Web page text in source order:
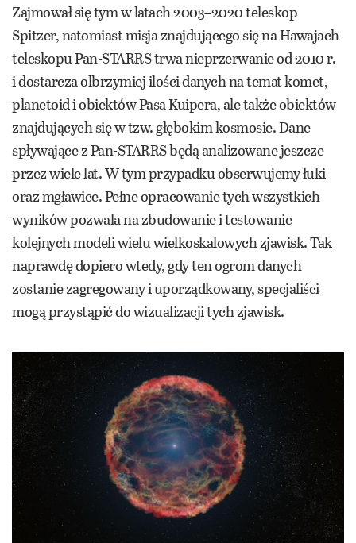
Zajmował się tym w latach 2003–2020 teleskop
Spitzer, natomiast misja znajdującego się na Hawajach
teleskopu Pan-STARRS trwa nieprzerwanie od 2010 r.
i dostarcza olbrzymiej ilości danych na temat komet,
planetoid i obiektów Pasa Kuipera, ale także obiektów
znajdujących się w tzw. głębokim kosmosie. Dane
spływające z Pan-STARRS będą analizowane jeszcze
przez wiele lat. W tym przypadku obserwujemy łuki
oraz mgławice. Pełne opracowanie tych wszystkich
wyników pozwala na zbudowanie i testowanie
kolejnych modeli wielu wielkoskalowych zjawisk. Tak
naprawdę dopiero wtedy, gdy ten ogrom danych
zostanie zagregowany i uporządkowany, specjaliści
mogą przystąpić do wizualizacji tych zjawisk.